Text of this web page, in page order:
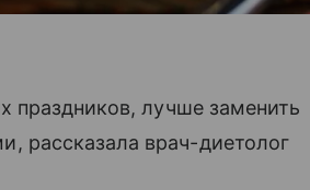
праздников, лучше заменить
рассказала врач-диетолог